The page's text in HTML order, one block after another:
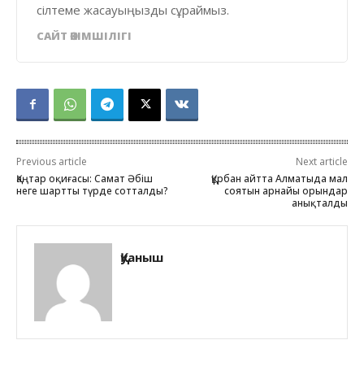
сілтеме жасауыңызды сұраймыз.
САЙТ ӘКІМШІЛІГІ
Previous article
Қаңтар оқиғасы: Самат Әбіш
неге шартты түрде сотталды?
Next article
Құрбан айтта Алматыда мал
соятын арнайы орындар
анықталды
Қуаныш